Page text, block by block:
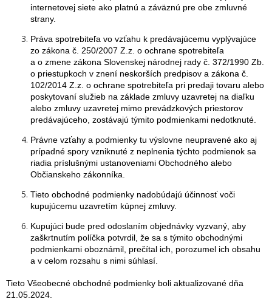
internetovej siete ako platnú a záväznú pre obe zmluvné
strany.
Práva spotrebiteľa vo vzťahu k predávajúcemu vyplývajúce
zo zákona č. 250/2007 Z.z. o ochrane spotrebiteľa
a o zmene zákona Slovenskej národnej rady č. 372/1990 Zb.
o priestupkoch v znení neskorších predpisov a zákona č.
102/2014 Z.z. o ochrane spotrebiteľa pri predaji tovaru alebo
poskytovaní služieb na základe zmluvy uzavretej na diaľku
alebo zmluvy uzavretej mimo prevádzkových priestorov
predávajúceho, zostávajú týmito podmienkami nedotknuté.
Právne vzťahy a podmienky tu výslovne neupravené ako aj
prípadné spory vzniknuté z neplnenia týchto podmienok sa
riadia príslušnými ustanoveniami Obchodného alebo
Občianskeho zákonníka.
Tieto obchodné podmienky nadobúdajú účinnosť voči
kupujúcemu uzavretím kúpnej zmluvy.
Kupujúci bude pred odoslaním objednávky vyzvaný, aby
zaškrtnutím políčka potvrdil, že sa s týmito obchodnými
podmienkami oboznámil, prečítal ich, porozumel ich obsahu
a v celom rozsahu s nimi súhlasí.
Tieto Všeobecné obchodné podmienky boli aktualizované dňa
21.05.2024.